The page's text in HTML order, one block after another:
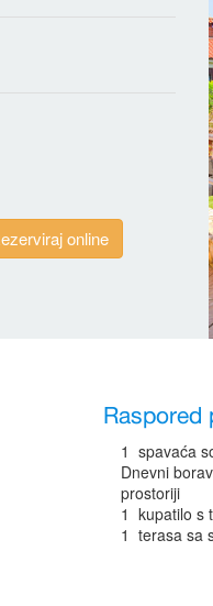
online
1 spavaća
Dnevni
prostoriji
1 kupatilo s
1 terasa sa